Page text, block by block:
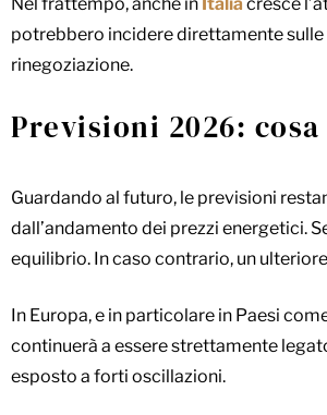
potrebbero incidere direttamente
rinegoziazione.
Previsioni 2026:
Guardando al futuro, le previsioni
dall’andamento dei prezzi energetici.
equilibrio. In caso contrario, un
In Europa, e in particolare in Paesi
continuerà a essere strettamente
esposto a forti oscillazioni.